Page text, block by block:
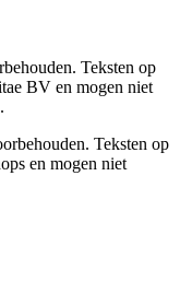
Teksten op
BV en mogen niet
Teksten op
en mogen niet